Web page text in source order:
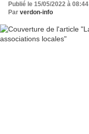
Publié le 15/05/2022 à 08:44
Par verdon-info